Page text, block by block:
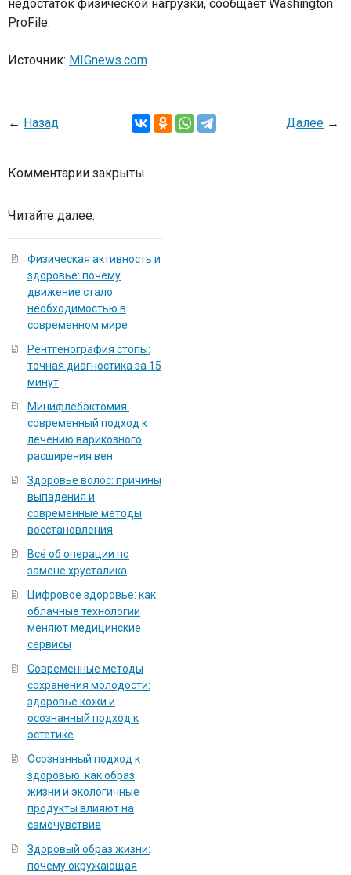
недостаток физической нагрузки, сообщает Washington
ProFile.
Источник: MIGnews.com
← Назад Далее →
Комментарии закрыты.
Читайте далее:
Физическая активность и
здоровье: почему
движение стало
необходимостью в
современном мире
Рентгенография стопы:
точная диагностика за 15
минут
Минифлебэктомия:
современный подход к
лечению варикозного
расширения вен
Здоровье волос: причины
выпадения и
современные методы
восстановления
Всё об операции по
замене хрусталика
Цифровое здоровье: как
облачные технологии
меняют медицинские
сервисы
Современные методы
сохранения молодости:
здоровье кожи и
осознанный подход к
эстетике
Осознанный подход к
здоровью: как образ
жизни и экологичные
продукты влияют на
самочувствие
Здоровый образ жизни:
почему окружающая